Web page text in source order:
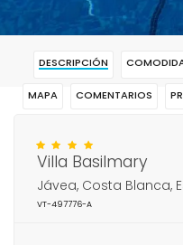
DESCRIPCIÓN
MAPA COMENTARIOS
Villa Basilmary
Jávea, Costa Blanca,
VT-497776-A